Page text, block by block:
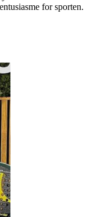
for sporten.